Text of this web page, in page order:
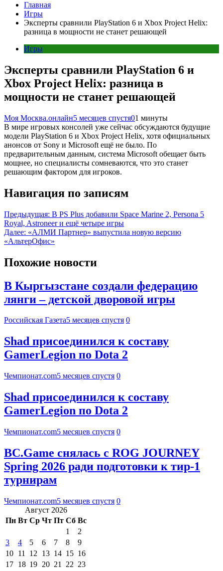
Главная
Игры
Эксперты сравнили PlayStation 6 и Xbox Project Helix:
разница в мощности не станет решающей
Игры
Эксперты сравнили PlayStation 6 и
Xbox Project Helix: разница в
мощности не станет решающей
Моя Москва.онлайн5 месяцев спустя01 минуты
В мире игровых консолей уже сейчас обсуждаются будущие
модели PlayStation 6 и Xbox Project Helix, хотя официальных
анонсов от Sony и Microsoft ещё не было. По
предварительным данным, система Microsoft обещает быть
мощнее, но специалисты сомневаются, что это станет
решающим фактором для игроков.
Навигация по записям
Предыдущая: В PS Plus добавили Space Marine 2, Persona 5
Royal, Astroneer и ещё четыре игры
Далее: «АЛМИ Партнер» выпустила новую версию
«АльтерОфис»
Похожие новости
В Кыргызстане создали федерацию
лянги – детской дворовой игры
Российская Газета5 месяцев спустя 0
Shad присоединился к составу
GamerLegion по Dota 2
Чемпионат.com5 месяцев спустя 0
Shad присоединился к составу
GamerLegion по Dota 2
Чемпионат.com5 месяцев спустя 0
BC.Game снялась с ROG JOURNEY
Spring 2026 ради подготовки к тир-1
турнирам
Чемпионат.com5 месяцев спустя 0
Август 2026
Пн Вт Ср Чт Пт Сб Вс
1
2
3
4 5 6 7 8
9
10 11 12 13 14 15 16
17 18 19 20 21 22 23